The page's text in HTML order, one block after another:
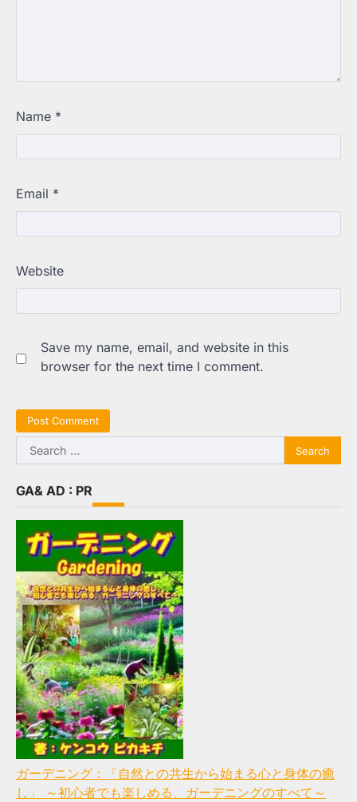
Name *
Email *
Website
Save my name, email, and website in this
browser for the next time I comment.
Search
for:
GA& AD : PR
ガーデニング：「自然との共生から始まる心と身体の癒
し」 ～初心者でも楽しめる、ガーデニングのすべて～